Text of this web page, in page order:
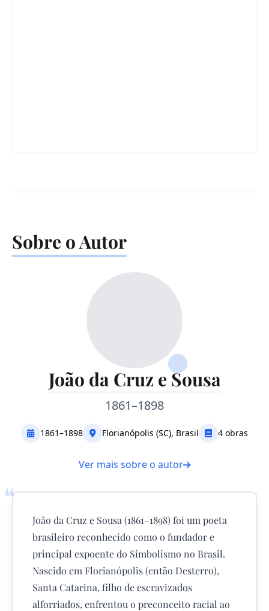
Sobre o Autor
João da Cruz e Sousa
1861–1898
1861–1898 Florianópolis (SC), Brasil 4 obras
Ver mais sobre o autor
❝
João da Cruz e Sousa (1861–1898) foi um poeta
brasileiro reconhecido como o fundador e
principal expoente do Simbolismo no Brasil.
Nascido em Florianópolis (então Desterro),
Santa Catarina, filho de escravizados
alforriados, enfrentou o preconceito racial ao